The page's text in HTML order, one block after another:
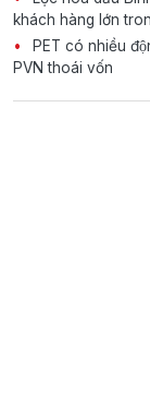
khách hàng lớn
PET có nhiều
PVN thoái vốn